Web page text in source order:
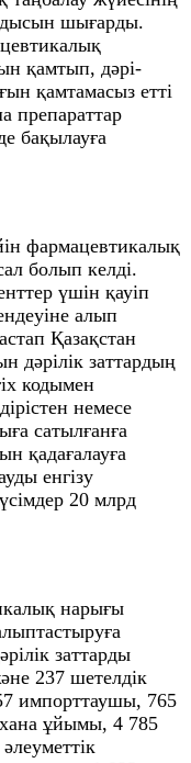
шығарды.
қамтып, дәрі-
қамтамасыз етті
препараттар
бақылауға
фармацевтикалық
болып келді.
үшін қауіп
алып
Қазақстан
дәрілік заттардың
кодымен
немесе
сатылғанға
қадағалауға
енгізу
20 млрд
нарығы
заттарды
237 шетелдік
импорттаушы, 765
ұйымы, 4 785